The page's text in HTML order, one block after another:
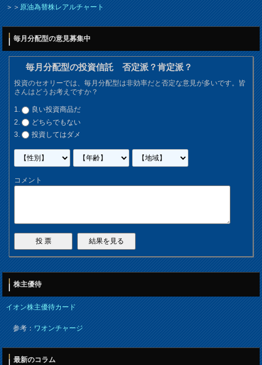
＞＞原油為替株レアルチャート
毎月分配型の意見募集中
毎月分配型の投資信託 否定派？肯定派？
投資のセオリーでは、毎月分配型は非効率だと否定な意見が多いです。皆
さんはどうお考えですか？
良い投資商品だ
どちらでもない
投資してはダメ
コメント
株主優待
イオン株主優待カード
参考：ワオンチャージ
最新のコラム